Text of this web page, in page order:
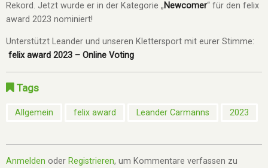
Rekord. Jetzt wurde er in der Kategorie „Newcomer“ für den felix
award 2023 nominiert!
Unterstützt Leander und unseren Klettersport mit eurer Stimme:
felix award 2023 – Online Voting
Tags
Allgemein felix award Leander Carmanns 2023
Anmelden oder Registrieren, um Kommentare verfassen zu